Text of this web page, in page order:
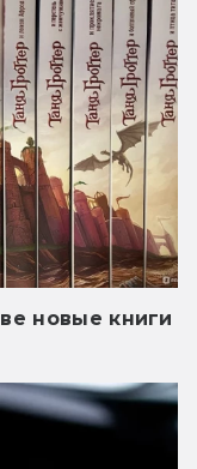
новые книги